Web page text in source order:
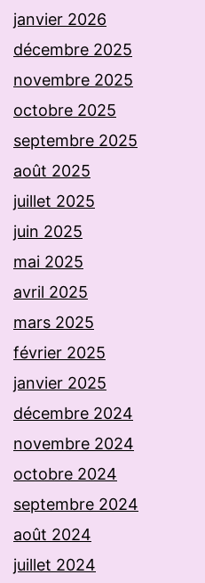
janvier 2026
décembre 2025
novembre 2025
octobre 2025
septembre 2025
août 2025
juillet 2025
juin 2025
mai 2025
avril 2025
mars 2025
février 2025
janvier 2025
décembre 2024
novembre 2024
octobre 2024
septembre 2024
août 2024
juillet 2024